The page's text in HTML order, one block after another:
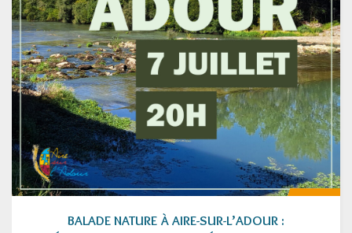
BALADE NATURE À AIRE-SUR-L’ADOUR :